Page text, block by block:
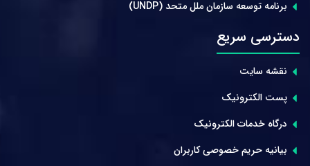
برنامه توسعه سازمان ملل متحد (UNDP)
دسترسی سریع
نقشه سایت
پست الکترونیک
درگاه خدمات الکترونیک
بیانیه حریم خصوصی کاربران